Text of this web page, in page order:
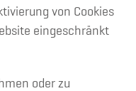
von Cookies
eingeschränkt
oder zu